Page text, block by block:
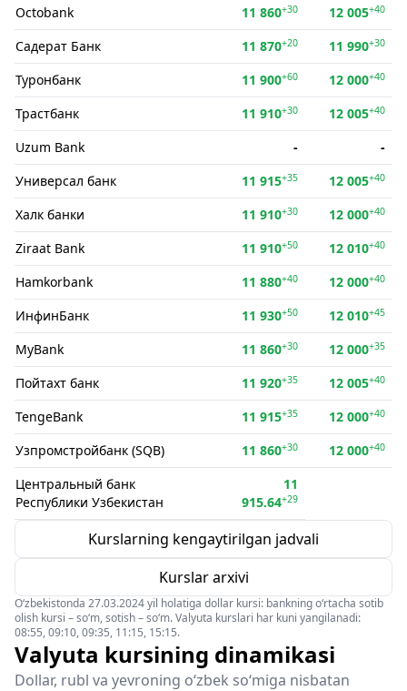
Octobank 11 860+30 12 005+40
Садерат Банк 11 870+20 11 990+30
Туронбанк 11 900+60 12 000+40
Трастбанк 11 910+30 12 005+40
Uzum Bank -
-
Универсал банк
11 915+35 12 005+40
Халк банки 11 910+30 12 000+40
Ziraat Bank 11 910+50 12 010+40
Hamkorbank 11 880+40 12 000+40
ИнфинБанк 11 930+50 12 010+45
MyBank 11 860+30 12 000+35
Пойтахт банк 11 920+35 12 005+40
TengeBank 11 915+35 12 000+40
Узпромстройбанк (SQB) 11 860+30 12 000+40
Центральный банк
Республики Узбекистан
11
915.64+29
Kurslarning kengaytirilgan jadvali
Kurslar arxivi
O‘zbekistonda 27.03.2024 yil holatiga dollar kursi: bankning o‘rtacha sotib
olish kursi – so‘m, sotish – so‘m. Valyuta kurslari har kuni yangilanadi:
08:55, 09:10, 09:35, 11:15, 15:15.
Valyuta kursining dinamikasi
Dollar, rubl va yevroning o‘zbek so‘miga nisbatan